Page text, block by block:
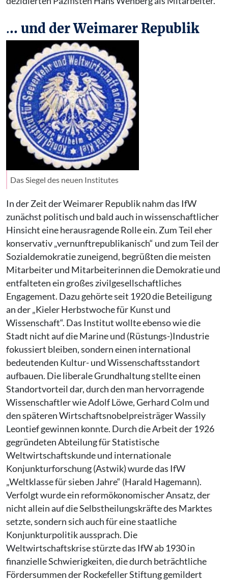
... und der Weimarer Republik
Das Siegel des neuen Institutes
In der Zeit der Weimarer Republik nahm das IfW
zunächst politisch und bald auch in wissenschaftlicher
Hinsicht eine herausragende Rolle ein. Zum Teil eher
konservativ „vernunftrepublikanisch“ und zum Teil der
Sozialdemokratie zuneigend, begrüßten die meisten
Mitarbeiter und Mitarbeiterinnen die Demokratie und
entfalteten ein großes zivilgesellschaftliches
Engagement. Dazu gehörte seit 1920 die Beteiligung
an der „Kieler Herbstwoche für Kunst und
Wissenschaft“. Das Institut wollte ebenso wie die
Stadt nicht auf die Marine und (Rüstungs-)Industrie
fokussiert bleiben, sondern einen international
bedeutenden Kultur- und Wissenschaftsstandort
aufbauen. Die liberale Grundhaltung stellte einen
Standortvorteil dar, durch den man hervorragende
Wissenschaftler wie Adolf Löwe, Gerhard Colm und
den späteren Wirtschaftsnobelpreisträger Wassily
Leontief gewinnen konnte. Durch die Arbeit der 1926
gegründeten Abteilung für Statistische
Weltwirtschaftskunde und internationale
Konjunkturforschung (Astwik) wurde das IfW
„Weltklasse für sieben Jahre“ (Harald Hagemann).
Verfolgt wurde ein reformökonomischer Ansatz, der
nicht allein auf die Selbstheilungskräfte des Marktes
setzte, sondern sich auch für eine staatliche
Konjunkturpolitik aussprach. Die
Weltwirtschaftskrise stürzte das IfW ab 1930 in
finanzielle Schwierigkeiten, die durch beträchtliche
Fördersummen der Rockefeller Stiftung gemildert